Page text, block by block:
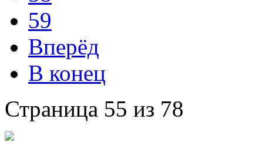
59
Вперёд
В конец
Страница 55 из 78